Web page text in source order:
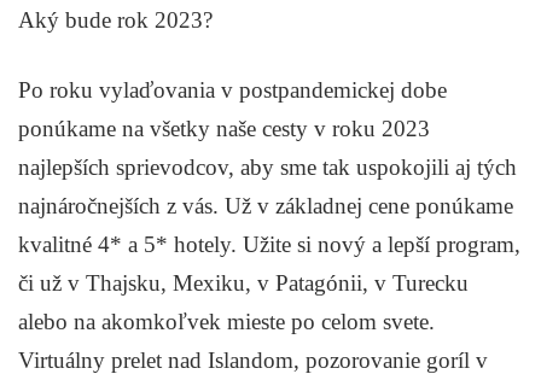
Aký bude rok 2023?
Po roku vylaďovania v postpandemickej dobe
ponúkame na všetky naše cesty v roku 2023
najlepších sprievodcov, aby sme tak uspokojili aj tých
najnáročnejších z vás. Už v základnej cene ponúkame
kvalitné 4* a 5* hotely. Užite si nový a lepší program,
či už v Thajsku, Mexiku, v Patagónii, v Turecku
alebo na akomkoľvek mieste po celom svete.
Virtuálny prelet nad Islandom, pozorovanie goríl v